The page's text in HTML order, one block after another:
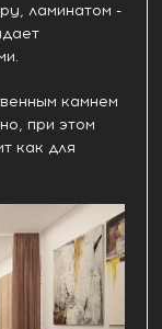
ламинатом -
камнем
при этом
как для